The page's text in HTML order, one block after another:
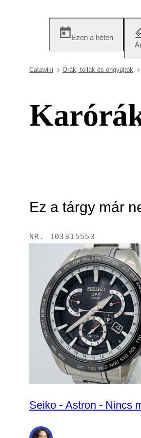
Ezen a héten
Catawiki Órák, tollak és öngyújtók
Ez a tárgy már
NR. 103315553
Seiko - Astron - Nincs